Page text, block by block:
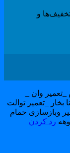
و
وان _
_تعمیر توالت
وبازسازی حمام
رد کردن